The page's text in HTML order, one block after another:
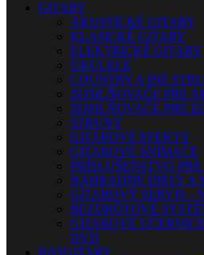
GITARY
AKUSTICKÉ GITARY
KLASICKÉ GITARY
ELEKTRICKÉ GITARY
UKULELE
COUNTRY A INÉ
ZOSILŇOVAČE PRE
ZOSILŇOVAČE PRE
STRUNY
GITAROVÉ EFEKTY
GITAROVÉ SNÍMAČE
PRÍSLUŠENSTVO
NÁHRADNÉ DIELY A
GITAROVÝ SERVIS –
BEZDRÔTOVÉ
GITAROVÉ
DVD
BASGITARY